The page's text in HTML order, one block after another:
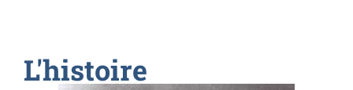
L'histoire